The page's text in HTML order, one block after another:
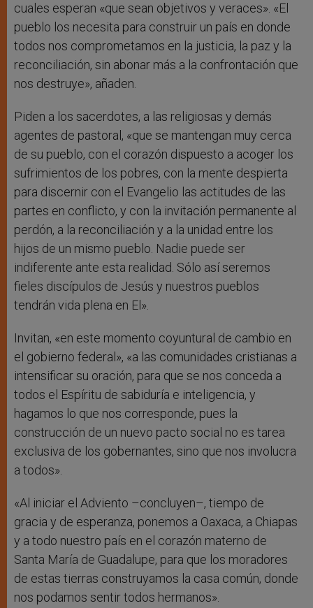
cuales esperan «que sean objetivos y veraces». «El
pueblo los necesita para construir un país en donde
todos nos comprometamos en la justicia, la paz y la
reconciliación, sin abonar más a la confrontación que
nos destruye», añaden.
Piden a los sacerdotes, a las religiosas y demás
agentes de pastoral, «que se mantengan muy cerca
de su pueblo, con el corazón dispuesto a acoger los
sufrimientos de los pobres, con la mente despierta
para discernir con el Evangelio las actitudes de las
partes en conflicto, y con la invitación permanente al
perdón, a la reconciliación y a la unidad entre los
hijos de un mismo pueblo. Nadie puede ser
indiferente ante esta realidad. Sólo así seremos
fieles discípulos de Jesús y nuestros pueblos
tendrán vida plena en El».
Invitan, «en este momento coyuntural de cambio en
el gobierno federal», «a las comunidades cristianas a
intensificar su oración, para que se nos conceda a
todos el Espíritu de sabiduría e inteligencia, y
hagamos lo que nos corresponde, pues la
construcción de un nuevo pacto social no es tarea
exclusiva de los gobernantes, sino que nos involucra
a todos».
«Al iniciar el Adviento –concluyen–, tiempo de
gracia y de esperanza, ponemos a Oaxaca, a Chiapas
y a todo nuestro país en el corazón materno de
Santa María de Guadalupe, para que los moradores
de estas tierras construyamos la casa común, donde
nos podamos sentir todos hermanos».